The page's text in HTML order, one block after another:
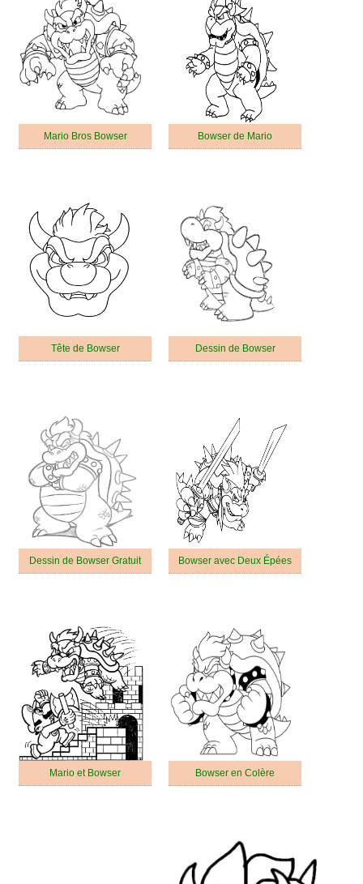
Mario Bros Bowser Bowser de Mario
Tête de Bowser Dessin de Bowser
Dessin de Bowser Gratuit Bowser avec Deux Épées
Mario et Bowser Bowser en Colère